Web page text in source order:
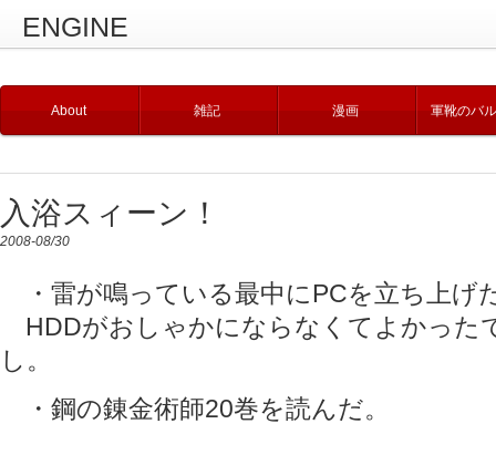
ENGINE
About 雑記 漫画 軍靴のバ
入浴スィーン！
2008-08/30
・雷が鳴っている最中にPCを立ち上げ
HDDがおしゃかにならなくてよかった
し。
・鋼の錬金術師20巻を読んだ。